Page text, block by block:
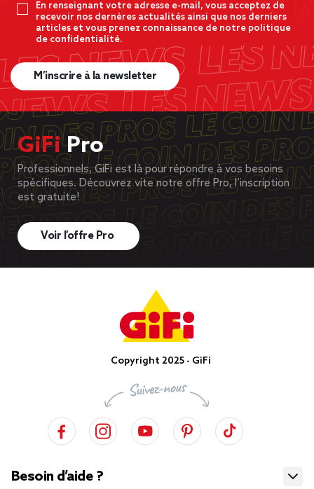
En renseignant votre adresse e-mail, vous acceptez de
recevoir nos dernères actualités ainsi que nos derniers
articles et vous prenez connaissance de notre politique
de confidentialité.
M’inscrire à la newsletter
GiFiPro
Professionnels, GiFi est là pour répondre à vos besoins
spécifiques. Découvrez vite notre offre Pro, l’inscription
est gratuite!
Voir l’offre Pro
Copyright 2025 - GiFi
Besoin d’aide ?